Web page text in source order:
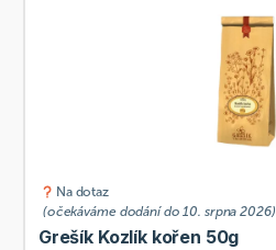
Na dotaz
(očekáváme dodání do 10. srpna 2026)
Grešík Kozlík kořen 50g